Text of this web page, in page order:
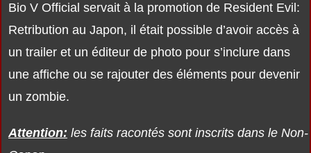
Bio V Official servait à la promotion de Resident Evil:
Retribution au Japon, il était possible d’avoir accès à
un trailer et un éditeur de photo pour s’inclure dans
une affiche ou se rajouter des éléments pour devenir
un zombie.
Attention: les faits racontés sont inscrits dans le Non-